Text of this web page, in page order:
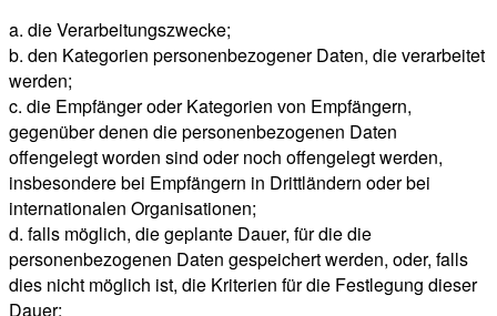
a. die Verarbeitungszwecke;
b. den Kategorien personenbezogener Daten, die verarbeitet
werden;
c. die Empfänger oder Kategorien von Empfängern,
gegenüber denen die personenbezogenen Daten
offengelegt worden sind oder noch offengelegt werden,
insbesondere bei Empfängern in Drittländern oder bei
internationalen Organisationen;
d. falls möglich, die geplante Dauer, für die die
personenbezogenen Daten gespeichert werden, oder, falls
dies nicht möglich ist, die Kriterien für die Festlegung dieser
Dauer;